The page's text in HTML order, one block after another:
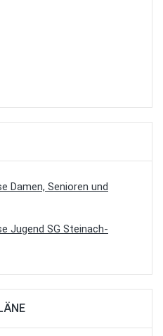
Damen, Senioren und
Jugend SG Steinach-